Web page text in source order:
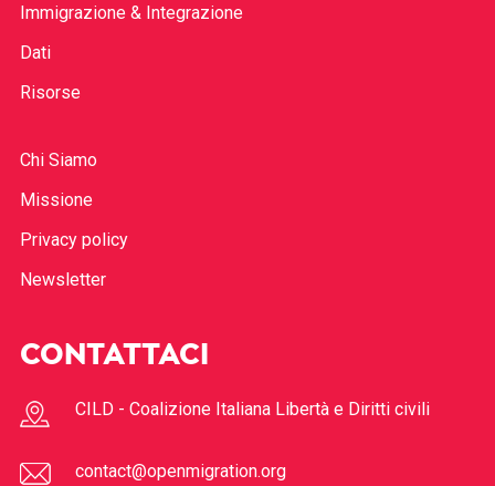
Immigrazione & Integrazione
Dati
Risorse
Chi Siamo
Missione
Privacy policy
Newsletter
CONTATTACI
CILD - Coalizione Italiana Libertà e Diritti civili
contact@openmigration.org